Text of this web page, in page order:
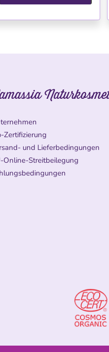
Zertifizierung
und Lieferbedingungen
Online-Streitbeilegung